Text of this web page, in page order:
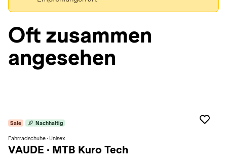
Oft zusammen
angesehen
Sale Nachhaltig
Fahrradschuhe · Unisex
VAUDE · MTB Kuro Tech